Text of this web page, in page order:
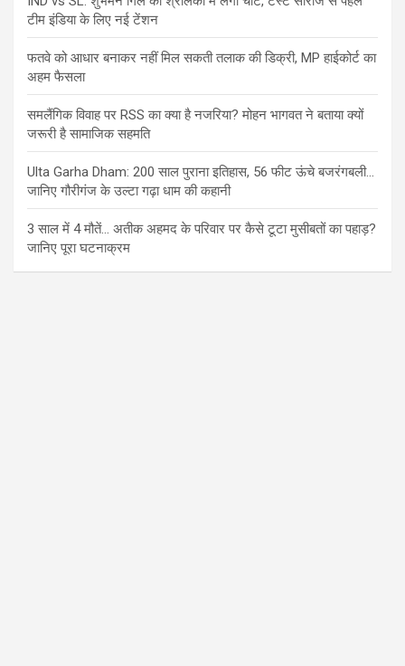
टीम इंडिया के लिए नई टेंशन
फतवे को आधार बनाकर नहीं मिल सकती तलाक की डिक्री, MP हाईकोर्ट का
अहम फैसला
समलैंगिक विवाह पर RSS का क्या है नजरिया? मोहन भागवत ने बताया क्यों
जरूरी है सामाजिक सहमति
Ulta Garha Dham: 200 साल पुराना इतिहास, 56 फीट ऊंचे बजरंगबली…
जानिए गौरीगंज के उल्टा गढ़ा धाम की कहानी
3 साल में 4 मौतें… अतीक अहमद के परिवार पर कैसे टूटा मुसीबतों का पहाड़?
जानिए पूरा घटनाक्रम